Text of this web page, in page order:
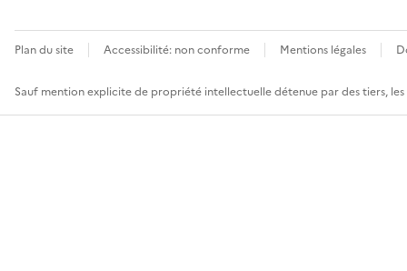
Plan du site Accessibilité: non conforme Mentions légales
Sauf mention explicite de propriété intellectuelle détenue par des tiers,